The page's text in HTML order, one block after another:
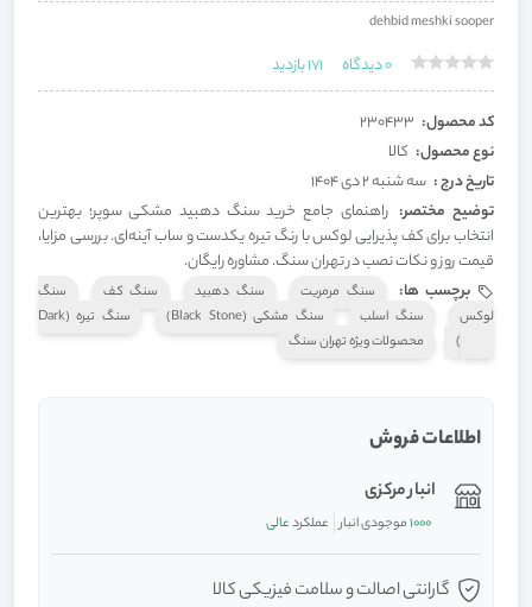
dehbid meshki sooper
0دیدگاه 171بازدید
کد محصول: 230433
نوع محصول: کالا
تاریخ درج : سه شنبه 2 دی 1404
توضیح مختصر: راهنمای جامع خرید سنگ دهبید مشکی سوپر؛ بهترین
انتخاب برای کف پذیرایی لوکس با رنگ تیره یکدست و ساب آینه‌ای. بررسی مزایا،
قیمت روز و نکات نصب در تهران سنگ. مشاوره رایگان.
برچسب ها:
سنگ مرمریت سنگ دهبید سنگ کف
سنگ
لوکس
سنگ اسلب سنگ مشکی (Black Stone)
سنگ تیره (Dark
محصولات ویژه تهران سنگ
اطلاعات فروش
انبار مرکزی
1000موجودی انبار عملکردعالی
گارانتی اصالت و سلامت فیزیکی کالا